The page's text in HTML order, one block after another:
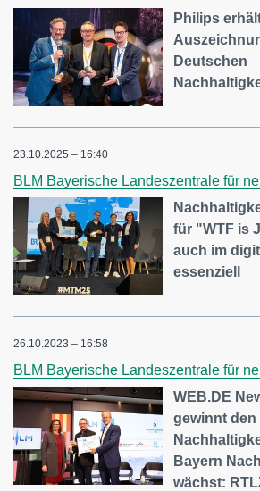
Philips
Deutschen
23.10.2025 – 16:40
BLM Bayerische Landeszentrale für
für "WTF is
auch im
essenziell
26.10.2023 – 16:58
BLM Bayerische Landeszentrale für
WEB.DE
gewinnt den
Bayern
wächst: